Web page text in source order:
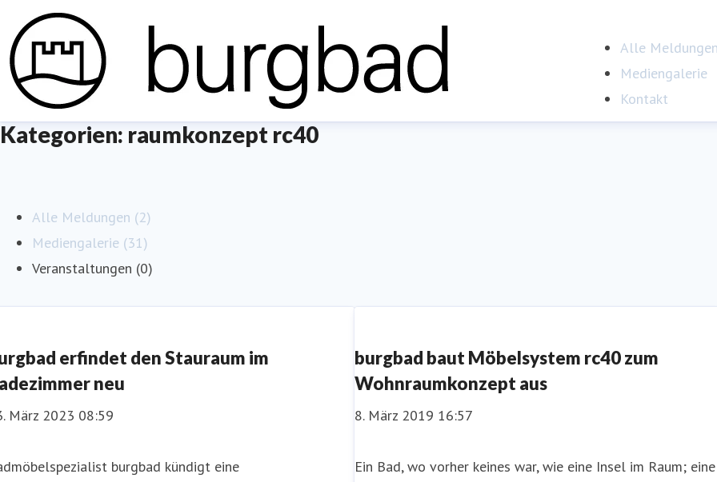
Alle
Mediengalerie
Kontakt
Kategorien: raumkonzept rc40
Alle Meldungen (2)
Mediengalerie (31)
Veranstaltungen (0)
erfindet den Stauraum im
neu
März 2023 08:59
burgbad kündigt eine
burgbad baut Möbelsystem rc40 zum
Wohnraumkonzept aus
8. März 2019 16:57
Ein Bad, wo vorher keines war, wie eine Insel im Raum; eine